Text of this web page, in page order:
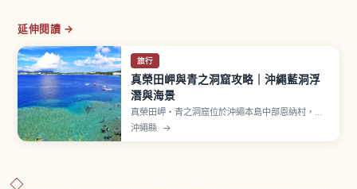
延伸閱讀 →
旅行
真榮田岬與青之洞窟攻略｜沖繩藍洞浮
潛與海景
真榮田岬・青之洞窟位於沖繩本島中部恩納村，從
那霸機場開車約1〜1.5小時。岬下方有海蝕形成的
沖繩縣 →